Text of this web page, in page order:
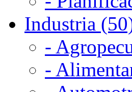
Industria
-
-